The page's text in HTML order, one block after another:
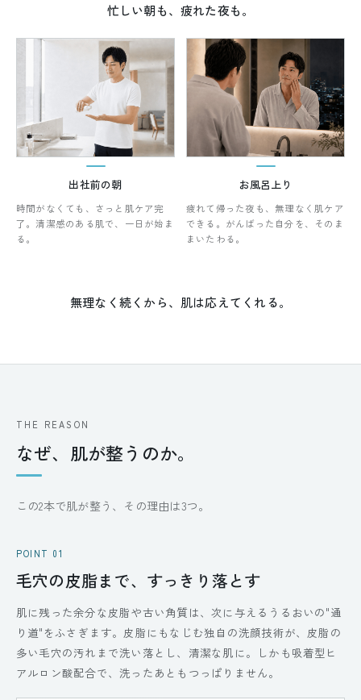
忙しい朝も、疲れた夜も。
出社前の朝
時間がなくても、さっと肌ケア完
了。清潔感のある肌で、一日が始ま
る。
お風呂上り
疲れて帰った夜も、無理なく肌ケア
できる。がんばった自分を、そのま
まいたわる。
無理なく続くから、肌は応えてくれる。
THE REASON
なぜ、肌が整うのか。
この2本で肌が整う、その理由は3つ。
POINT 01
毛穴の皮脂まで、すっきり落とす
肌に残った余分な皮脂や古い角質は、次に与えるうるおいの"通
り道"をふさぎます。皮脂にもなじむ独自の洗顔技術が、皮脂の
多い毛穴の汚れまで洗い落とし、清潔な肌に。しかも吸着型ヒ
アルロン酸配合で、洗ったあともつっぱりません。